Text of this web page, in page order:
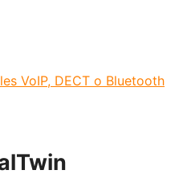
VoIP, DECT o Bluetooth